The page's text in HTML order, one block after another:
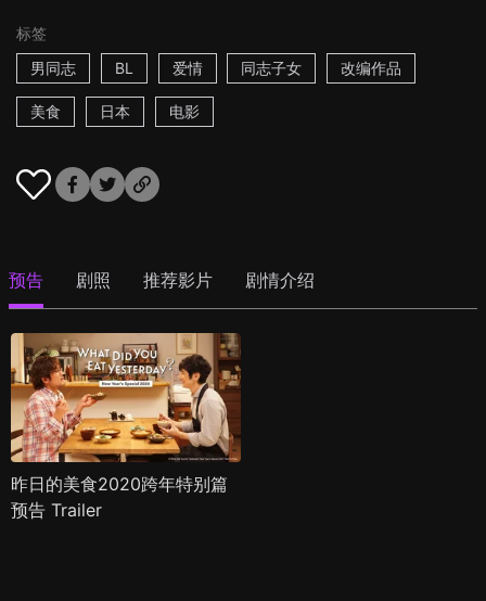
标签
男同志
BL 爱情 同志子女 改编作品
美食 日本 电影
预告 剧照 推荐影片 剧情介绍
昨日的美食2020跨年特别篇
预告 Trailer